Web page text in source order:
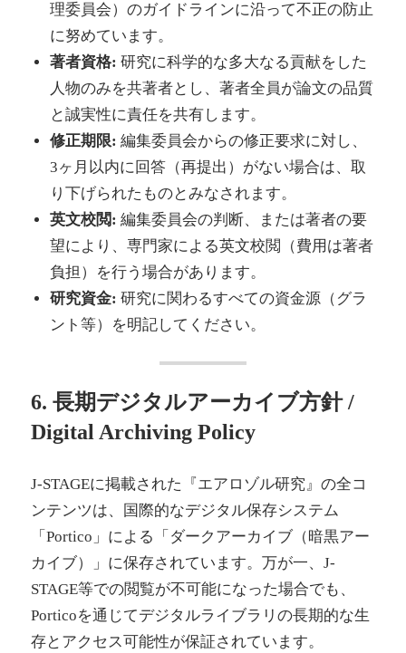
理委員会）のガイドラインに沿って不正の防止
に努めています。
著者資格: 研究に科学的な多大なる貢献をした
人物のみを共著者とし、著者全員が論文の品質
と誠実性に責任を共有します。
修正期限: 編集委員会からの修正要求に対し、
3ヶ月以内に回答（再提出）がない場合は、取
り下げられたものとみなされます。
英文校閲: 編集委員会の判断、または著者の要
望により、専門家による英文校閲（費用は著者
負担）を行う場合があります。
研究資金: 研究に関わるすべての資金源（グラ
ント等）を明記してください。
6. 長期デジタルアーカイブ方針 /
Digital Archiving Policy
J-STAGEに掲載された『エアロゾル研究』の全コ
ンテンツは、国際的なデジタル保存システム
「Portico」による「ダークアーカイブ（暗黒アー
カイブ）」に保存されています。万が一、J-
STAGE等での閲覧が不可能になった場合でも、
Porticoを通じてデジタルライブラリの長期的な生
存とアクセス可能性が保証されています。